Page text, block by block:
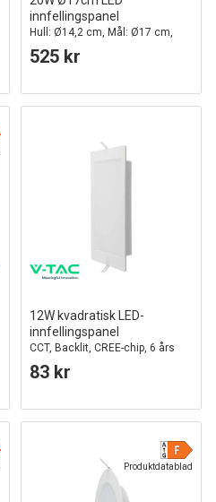
innfellingspanel
Hull: Ø14,2 cm, Mål: Ø17 cm,
Samsung LED-chip
525 kr
12W kvadratisk LED-
innfellingspanel
CCT, Backlit, CREE-chip, 6 års
garanti
83 kr
Produktdatablad